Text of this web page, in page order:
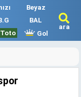
Beyaz
BAL
Gol
ara